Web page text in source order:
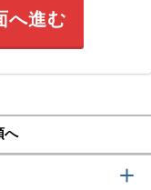
へ進む
へ